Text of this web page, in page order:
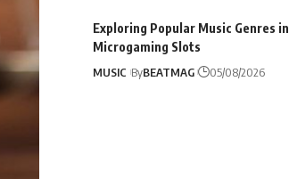
Exploring Popular Music Genres in
Microgaming Slots
MUSIC ByBEATMAG 05/08/2026